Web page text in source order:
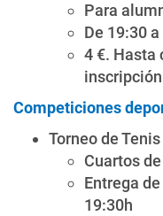
Para
De 19:30
4 €. Hasta
Competiciones
Torneo de
Cuartos
Entrega
19:30h